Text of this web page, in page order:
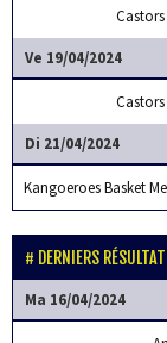
Ve 19/04/2024
Di 21/04/2024
Kangoeroes Basket
DERNIERS
Ma 16/04/2024